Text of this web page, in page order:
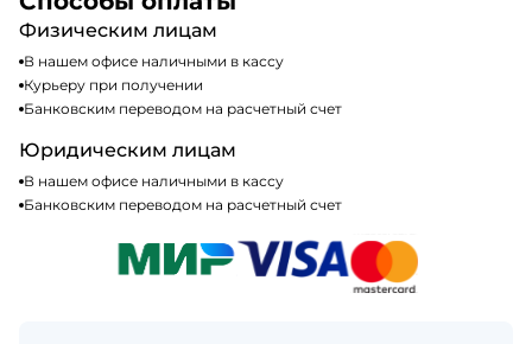
Физическим лицам
В нашем офисе наличными в кассу
Курьеру при получении
Банковским переводом на расчетный счет
Юридическим лицам
В нашем офисе наличными в кассу
Банковским переводом на расчетный счет